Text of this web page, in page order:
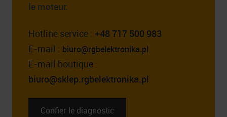
le moteur.
Hotline service : +48 717 500 983
E-mail : biuro@rgbelektronika.pl
E-mail boutique :
biuro@sklep.rgbelektronika.pl
Confier le diagnostic